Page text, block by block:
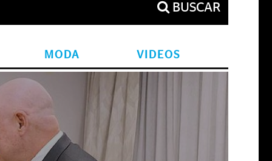
BUSCAR
MODA VIDEOS